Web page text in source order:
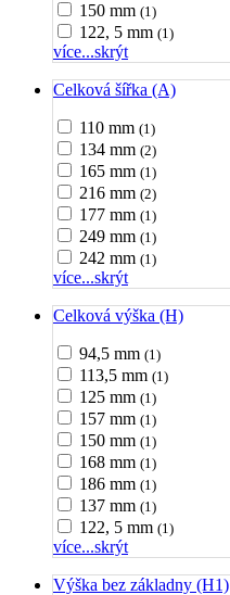
150 mm (1)
122, 5 mm (1)
více...skrýt
Celková šířka (A)
110 mm (1)
134 mm (2)
165 mm (1)
216 mm (2)
177 mm (1)
249 mm (1)
242 mm (1)
více...skrýt
Celková výška (H)
94,5 mm (1)
113,5 mm (1)
125 mm (1)
157 mm (1)
150 mm (1)
168 mm (1)
186 mm (1)
137 mm (1)
122, 5 mm (1)
více...skrýt
Výška bez základny (H1)